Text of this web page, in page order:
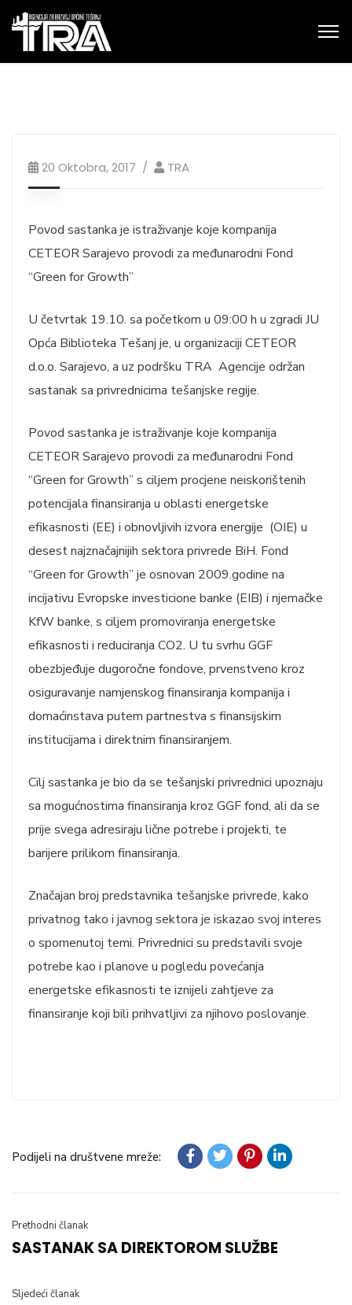
20 Oktobra, 2017 TRA
Povod sastanka je istraživanje koje kompanija
CETEOR Sarajevo provodi za međunarodni Fond
“Green for Growth”
U četvrtak 19.10. sa početkom u 09:00 h u zgradi JU
Opća Biblioteka Tešanj je, u organizaciji CETEOR
d.o.o. Sarajevo, a uz podršku TRA Agencije održan
sastanak sa privrednicima tešanjske regije.
Povod sastanka je istraživanje koje kompanija
CETEOR Sarajevo provodi za međunarodni Fond
“Green for Growth” s ciljem procjene neiskorištenih
potencijala finansiranja u oblasti energetske
efikasnosti (EE) i obnovljivih izvora energije (OIE) u
desest najznačajnijih sektora privrede BiH. Fond
“Green for Growth” je osnovan 2009.godine na
incijativu Evropske investicione banke (EIB) i njemačke
KfW banke, s ciljem promoviranja energetske
efikasnosti i reduciranja CO2. U tu svrhu GGF
obezbjeđuje dugoročne fondove, prvenstveno kroz
osiguravanje namjenskog finansiranja kompanija i
domaćinstava putem partnestva s finansijskim
institucijama i direktnim finansiranjem.
Cilj sastanka je bio da se tešanjski privrednici upoznaju
sa mogućnostima finansiranja kroz GGF fond, ali da se
prije svega adresiraju lične potrebe i projekti, te
barijere prilikom finansiranja.
Značajan broj predstavnika tešanjske privrede, kako
privatnog tako i javnog sektora je iskazao svoj interes
o spomenutoj temi. Privrednici su predstavili svoje
potrebe kao i planove u pogledu povećanja
energetske efikasnosti te iznijeli zahtjeve za
finansiranje koji bili prihvatljivi za njihovo poslovanje.
Podijeli na društvene mreže:
Prethodni članak
SASTANAK SA DIREKTOROM SLUŽBE
Sljedeći članak